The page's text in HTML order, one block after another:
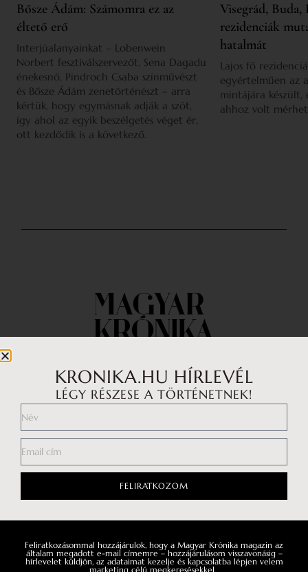
Bősze Ádám: Számomra ez az
éltető erő
Interjúalanyainkat – Lobenwein
Norbert fesztiválszervezőt, Sena Dagadu
énekesnő, Pindroch Csaba színművészt
és Bősze Ádám zenetörténészt – arra
kértük, hogy egymásnak adják a szót,
így ahol az egyik beszélgetés véget ér,
ott kezdődik is a következő.
Visegrád,
rezidenciák
hatalmát
Lajos fő
egyértelműen az
mintájára készült,
ahhoz volt
Impresszum
Általános Szerződési Feltételek
Adatkezelési tájékoztató
Facebook
KRONIKA.HU HÍRLEVÉL
LÉGY RÉSZESE A TÖRTÉNETNEK!
FELIRATKOZOM
Feliratkozásommal hozzájárulok, hogy a Magyar Krónika magazin az
általam megadott e-mail címemre – hozzájárulásom visszavonásig –
hírlevelet küldjön, az adataimat kezelje és kapcsolatba lépjen velem
marketing célú megkeresésekkel.